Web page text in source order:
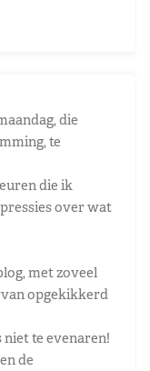
die
te
die ik
over wat
met zoveel
opgekikkerd
te evenaren!
de